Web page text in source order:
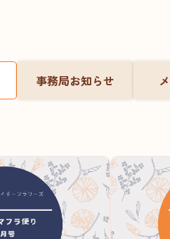
事務局お知らせ